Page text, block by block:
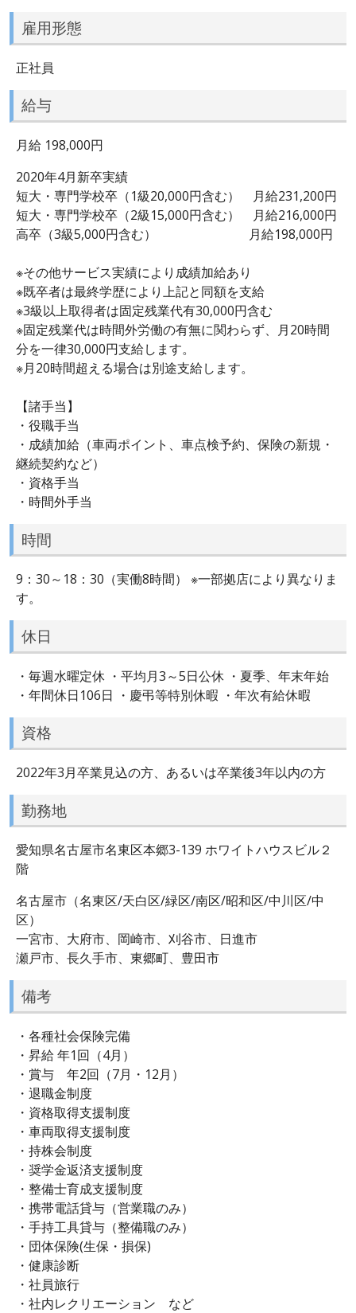
雇用形態
正社員
給与
月給 198,000円
2020年4月新卒実績
短大・専門学校卒（1級20,000円含む） 月給231,200円
短大・専門学校卒（2級15,000円含む） 月給216,000円
高卒（3級5,000円含む） 月給198,000円
※その他サービス実績により成績加給あり
※既卒者は最終学歴により上記と同額を支給
※3級以上取得者は固定残業代有30,000円含む
※固定残業代は時間外労働の有無に関わらず、月20時間
分を一律30,000円支給します。
※月20時間超える場合は別途支給します。
【諸手当】
・役職手当
・成績加給（車両ポイント、車点検予約、保険の新規・
継続契約など）
・資格手当
・時間外手当
時間
9：30～18：30（実働8時間） ※一部拠店により異なりま
す。
休日
・毎週水曜定休 ・平均月3～5日公休 ・夏季、年末年始
・年間休日106日 ・慶弔等特別休暇 ・年次有給休暇
資格
2022年3月卒業見込の方、あるいは卒業後3年以内の方
勤務地
愛知県名古屋市名東区本郷3-139 ホワイトハウスビル２
階
名古屋市（名東区/天白区/緑区/南区/昭和区/中川区/中
区）
一宮市、大府市、岡崎市、刈谷市、日進市
瀬戸市、長久手市、東郷町、豊田市
備考
・各種社会保険完備
・昇給 年1回（4月）
・賞与 年2回（7月・12月）
・退職金制度
・資格取得支援制度
・車両取得支援制度
・持株会制度
・奨学金返済支援制度
・整備士育成支援制度
・携帯電話貸与（営業職のみ）
・手持工具貸与（整備職のみ）
・団体保険(生保・損保)
・健康診断
・社員旅行
・社内レクリエーション など